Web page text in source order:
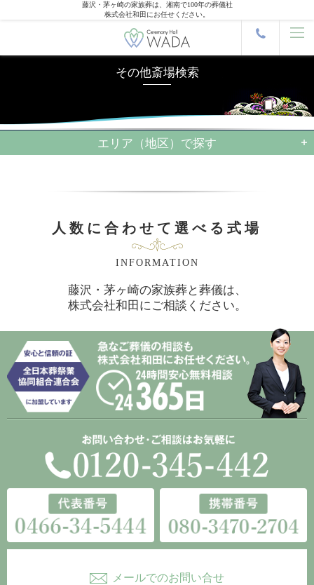
藤沢・茅ヶ崎の家族葬は、湘南で100年の葬儀社
株式会社和田にお任せください。
その他斎場検索
エリア（地区）で探す
人数に合わせて選べる式場
INFORMATION
藤沢・茅ヶ崎の家族葬と葬儀は、
株式会社和田にご相談ください。
メールでのお問い合せ